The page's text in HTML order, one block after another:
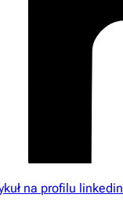
na profilu linkedin